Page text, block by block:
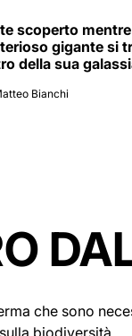
scoperto
gigante si
della sua
Bianchi